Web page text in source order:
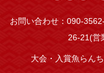
お問い合わせ：090-
26-21(営
大会・入賞魚らん